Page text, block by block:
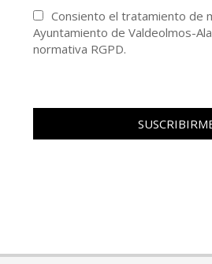
Consiento el tratamiento de
Ayuntamiento de Valdeolmos-
normativa RGPD.